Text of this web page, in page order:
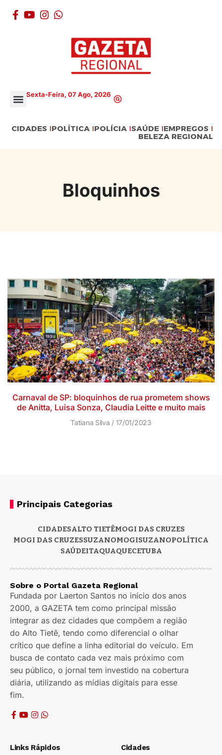
Sexta-Feira, 07 Ago, 2026
CIDADES POLÍTICA POLÍCIA SAÚDE EMPREGOS
BELEZA REGIONAL
Bloquinhos
Carnaval de SP: bloquinhos de rua prometem shows
de Anitta, Luisa Sonza, Claudia Leitte e muito mais
Tatiana Silva 17/01/2023
Principais Categorias
CIDADESALTO TIETÊMOGI DAS CRUZES
MOGI DAS CRUZESSUZANOMOGISUZANOPOLÍTICA
SAÚDEITAQUAQUECETUBA
Sobre o Portal Gazeta Regional
Fundada por Laerton Santos no início dos anos
2000, a GAZETA tem como principal missão
integrar as dez cidades que compõem a região
do Alto Tietê, tendo como diferencial o olhar
crítico que define a linha editorial do veículo. Em
busca de contato cada vez mais próximo com
seu público, o jornal tem investido na cobertura
diária, utilizando as mídias digitais para esse
fim.
Links Rápidos Cidades